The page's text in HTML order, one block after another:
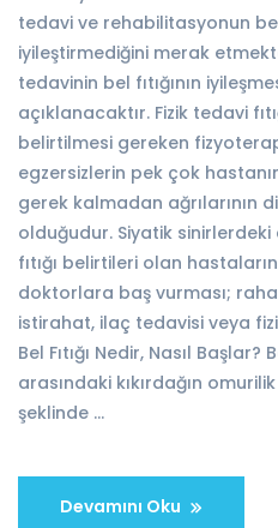
tedavi ve rehabilitasyonun bel
iyileştirmediğini merak
tedavinin bel fıtığının
açıklanacaktır. Fizik tedavi
belirtilmesi gereken
egzersizlerin pek çok
gerek kalmadan ağrılarının
olduğudur. Siyatik sinirlerdeki
fıtığı belirtileri olan
doktorlara baş vurması;
istirahat, ilaç tedavisi veya
Bel Fıtığı Nedir, Nasıl Başlar?
arasındaki kıkırdağın
şeklinde …
Devamını Oku